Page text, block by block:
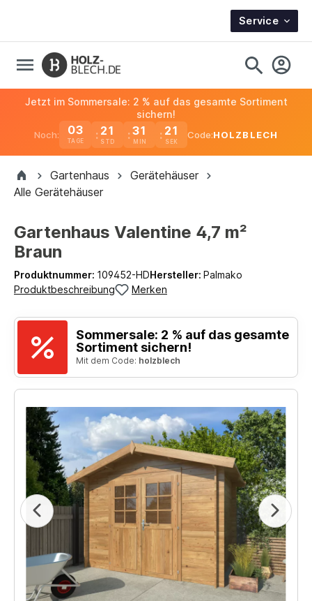
Service
Noch: 03
TAGE
21 31 20
Jetzt im Sommersale: 2 % auf das gesamte Sortiment
sichern!
Code:HOLZBLECH
Gartenhaus
Gerätehäuser
Alle Gerätehäuser
Gartenhaus Valentine 4,7 m²
Braun
Produktnummer: 109452-HDHersteller: Palmako
Produktbeschreibung
Merken
Sommersale: 2 % auf das gesamte
Sortiment sichern!
Mit dem Code: holzblech